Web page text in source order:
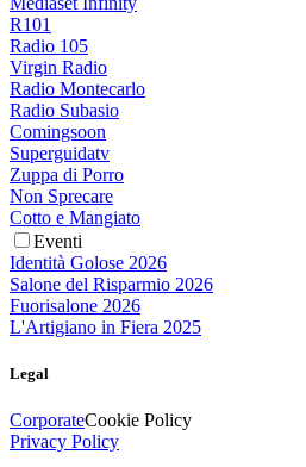
R101
Radio 105
Virgin Radio
Radio Montecarlo
Radio Subasio
Comingsoon
Superguidatv
Zuppa di Porro
Non Sprecare
Cotto e Mangiato
Eventi
Identità Golose 2026
Salone del Risparmio 2026
Fuorisalone 2026
L'Artigiano in Fiera 2025
Legal
CorporateCookie Policy
Privacy Policy